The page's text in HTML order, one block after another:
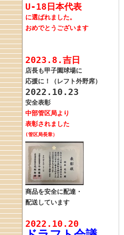
U-18日本代表
に選ばれました。
おめでとうございます
2023.8.吉日
店長も甲子園球場に
応援に！（レフト外野席）
2022.10.23
安全表彰
中部管区局より
表彰されました
(管区局長章）
商品を安全に配達・
配送しています
2022.10.20